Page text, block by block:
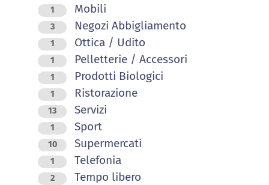
1 Mobili
3 Negozi Abbigliamento
1 Ottica / Udito
1 Pelletterie / Accessori
1 Prodotti Biologici
1 Ristorazione
13 Servizi
1 Sport
10 Supermercati
1 Telefonia
2 Tempo libero